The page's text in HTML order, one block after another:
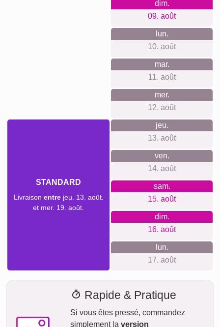
Quelque chose pour chaque
Ce produit peut faire un excellent cadeau pour de nombreux
événements, des départs en retraite aux anniversaires
marquants. Faites plaisir à vos proches avec un souvenir
intemporel qui célèbre des moments partagés. Laissez libre
authentiques et touchantes.
Délai de livraison et aperçu de
Nous ne voulons pas faire de fausses promesses de
livraison. Avec notre aperçu de livraison, vous pouvez voir à
commandez aujourd'hui.
Avec notre livraison express prioritaire, votre collage photo
pourrait vous parvenir sous deux jours ouvrables